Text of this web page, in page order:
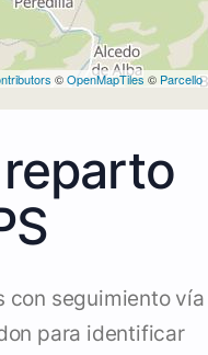
©OpenMapTiles © Parcello
con seguimiento vía
para identificar